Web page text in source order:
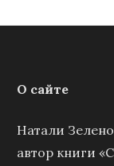
О сайте
Натали
автор книги